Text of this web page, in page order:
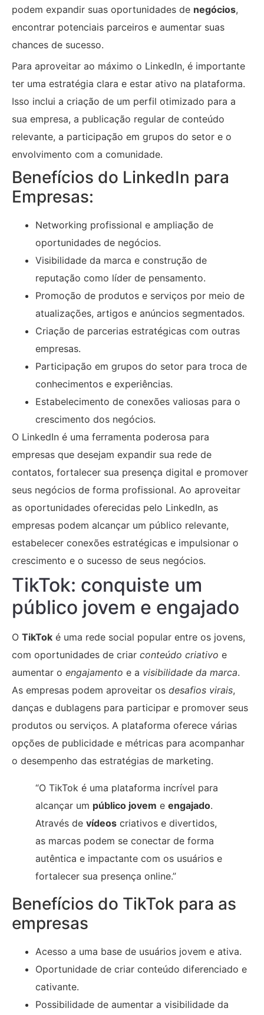
podem expandir suas oportunidades de negócios,
encontrar potenciais parceiros e aumentar suas
chances de sucesso.
Para aproveitar ao máximo o LinkedIn, é importante
ter uma estratégia clara e estar ativo na plataforma.
Isso inclui a criação de um perfil otimizado para a
sua empresa, a publicação regular de conteúdo
relevante, a participação em grupos do setor e o
envolvimento com a comunidade.
Benefícios do LinkedIn para
Empresas:
Networking profissional e ampliação de
oportunidades de negócios.
Visibilidade da marca e construção de
reputação como líder de pensamento.
Promoção de produtos e serviços por meio de
atualizações, artigos e anúncios segmentados.
Criação de parcerias estratégicas com outras
empresas.
Participação em grupos do setor para troca de
conhecimentos e experiências.
Estabelecimento de conexões valiosas para o
crescimento dos negócios.
O LinkedIn é uma ferramenta poderosa para
empresas que desejam expandir sua rede de
contatos, fortalecer sua presença digital e promover
seus negócios de forma profissional. Ao aproveitar
as oportunidades oferecidas pelo LinkedIn, as
empresas podem alcançar um público relevante,
estabelecer conexões estratégicas e impulsionar o
crescimento e o sucesso de seus negócios.
TikTok: conquiste um
público jovem e engajado
O TikTok é uma rede social popular entre os jovens,
com oportunidades de criar conteúdo criativo e
aumentar o engajamento e a visibilidade da marca.
As empresas podem aproveitar os desafios virais,
danças e dublagens para participar e promover seus
produtos ou serviços. A plataforma oferece várias
opções de publicidade e métricas para acompanhar
o desempenho das estratégias de marketing.
“O TikTok é uma plataforma incrível para
alcançar um público jovem e engajado.
Através de vídeos criativos e divertidos,
as marcas podem se conectar de forma
autêntica e impactante com os usuários e
fortalecer sua presença online.”
Benefícios do TikTok para as
empresas
Acesso a uma base de usuários jovem e ativa.
Oportunidade de criar conteúdo diferenciado e
cativante.
Possibilidade de aumentar a visibilidade da